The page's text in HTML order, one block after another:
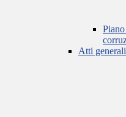
Atti generali